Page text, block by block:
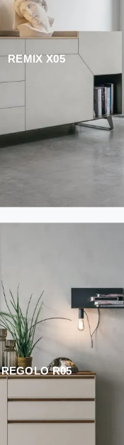
REMIX X05
REGOLO R05